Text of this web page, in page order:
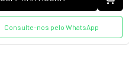
Consulte-nos pelo WhatsApp